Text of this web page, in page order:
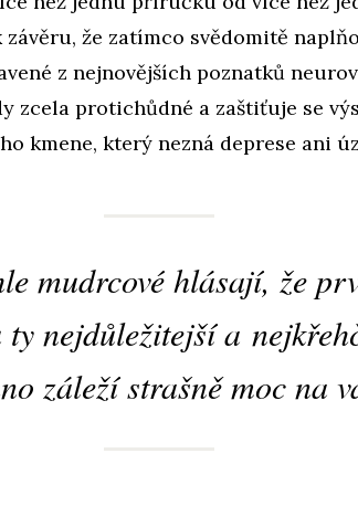
že zatímco svědomitě
z nejnovějších poznatků
zcela protichůdné a zaštiťuje se
kmene, který nezná deprese ani
mudrcové hlásají, že
ty nejdůležitejší a
záleží strašně moc na